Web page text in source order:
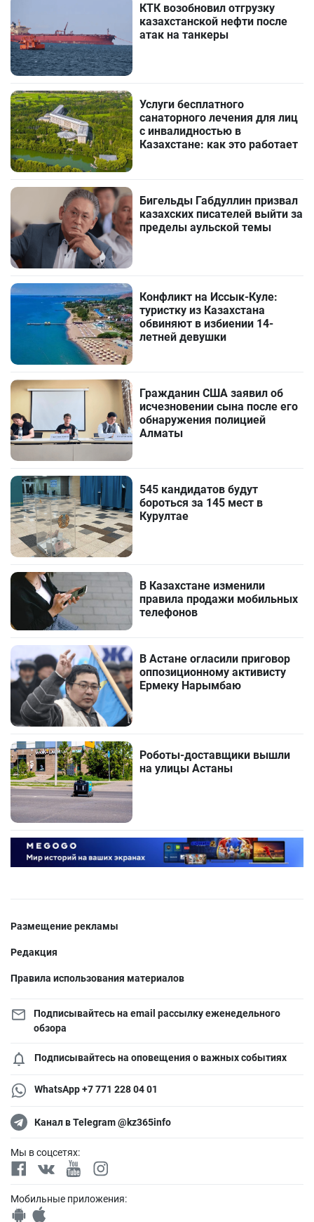
КТК возобновил отгрузку
казахстанской нефти после
атак на танкеры
Услуги бесплатного
санаторного лечения для лиц
с инвалидностью в
Казахстане: как это работает
Бигельды Габдуллин призвал
казахских писателей выйти за
пределы аульской темы
Конфликт на Иссык-Куле:
туристку из Казахстана
обвиняют в избиении 14-
летней девушки
Гражданин США заявил об
исчезновении сына после его
обнаружения полицией
Алматы
545 кандидатов будут
бороться за 145 мест в
Курултае
В Казахстане изменили
правила продажи мобильных
телефонов
В Астане огласили приговор
оппозиционному активисту
Ермеку Нарымбаю
Роботы-доставщики вышли
на улицы Астаны
Размещение рекламы
Редакция
Правила использования материалов
Подписывайтесь на email рассылку еженедельного
обзора
Подписывайтесь на оповещения о важных событиях
WhatsApp +7 771 228 04 01
Канал в Telegram @kz365info
Мы в соцсетях:
Мобильные приложения: